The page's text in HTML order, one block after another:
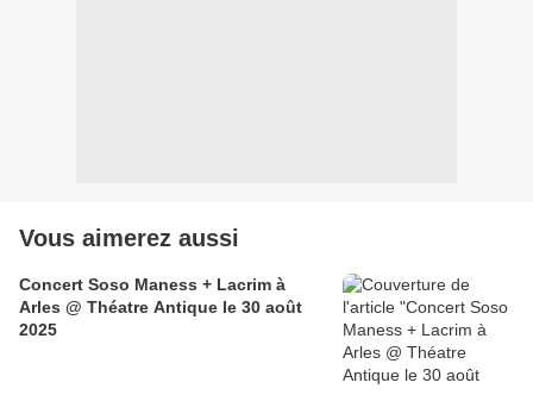
Vous aimerez aussi
Concert Soso Maness + Lacrim à
Arles @ Théatre Antique le 30 août
2025